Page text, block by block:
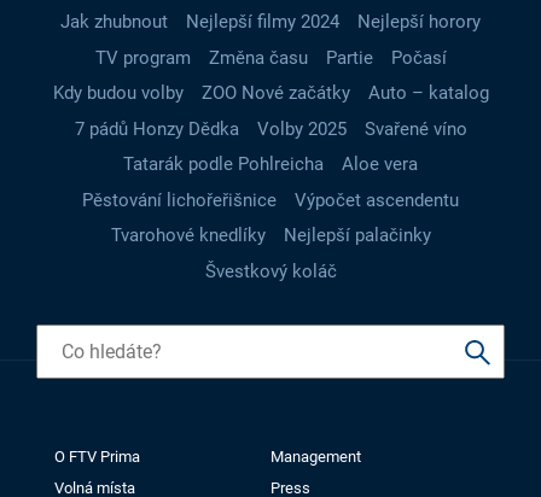
Jak zhubnout Nejlepší filmy 2024
Nejlepší horory
TV program
Změna času Partie
Počasí
Kdy budou volby
ZOO Nové začátky
Auto – katalog
7 pádů Honzy Dědka
Volby 2025
Svařené víno
Tatarák podle Pohlreicha
Aloe vera
Pěstování lichořeřišnice
Výpočet ascendentu
Tvarohové knedlíky
Nejlepší palačinky
Švestkový koláč
O FTV Prima
Management
Volná místa
Press